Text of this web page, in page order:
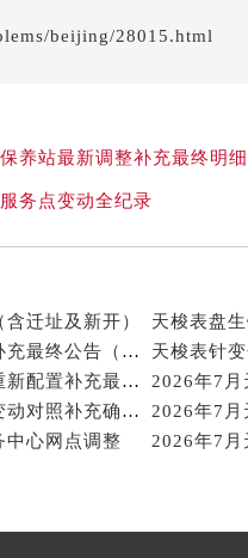
天梭售后服务中心（需提前
天梭售后服务中心（需提
号亨得利名表维修授权店
6号华熙国际中心D座11层
井东方广场W3座6层602
街北国先天下天梭售后服务
土尔扈特大街天梭售后服务
区新华街天梭售后服务中心
beijing/28015.html
养站最新调整补充最终明
务点变动全纪录
迁址及新开）
天梭表盘
2026年7月天梭官方保养维修服务网络扩容补充最终公告（迁址新开）确认内容
天梭表针
2026年7月天梭官方售后维修保养业务网点重新配置补充最终通知内容
2026年7月天梭官方保养中心及维修服务点变动对照补充确认文件公示
2026年7
中心网点调整